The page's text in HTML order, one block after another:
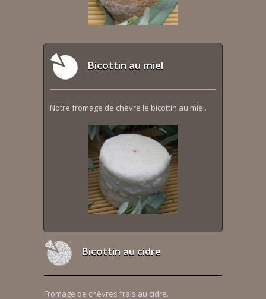
Bicottin au miel
Notre fromage de chèvre le bicottin au miel.
Bicottin au cidre
Fromage de chèvres frais au cidre.